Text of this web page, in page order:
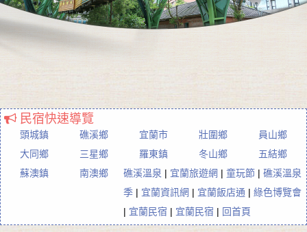
宜蘭民宿通
民宿快速導覽
頭城鎮 礁溪鄉 宜蘭市 壯圍鄉
員山鄉
大同鄉
三星鄉 羅東鎮 冬山鄉
五結鄉
蘇澳鎮
南澳鄉 礁溪溫泉 | 宜蘭旅遊網 |童玩節 |礁溪溫泉
季 | 宜蘭資訊網 | 宜蘭飯店通 |綠色博覽會
| 宜蘭民宿 | 宜蘭民宿 | 回首頁